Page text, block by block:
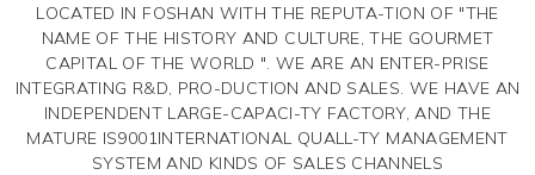
LOCATED IN FOSHAN WITH THE REPUTA-TION OF "THE
NAME OF THE HISTORY AND CULTURE, THE GOURMET
CAPITAL OF THE WORLD ". WE ARE AN ENTER-PRISE
INTEGRATING R&D, PRO-DUCTION AND SALES. WE HAVE AN
INDEPENDENT LARGE-CAPACI-TY FACTORY, AND THE
MATURE IS9001INTERNATIONAL QUALL-TY MANAGEMENT
SYSTEM AND KINDS OF SALES CHANNELS